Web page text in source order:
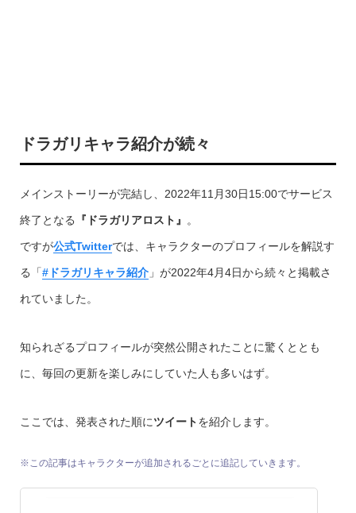
ドラガリキャラ紹介が続々
メインストーリーが完結し、2022年11月30日15:00でサービス
終了となる 『ドラガリアロスト』 。
ですが公式Twitterでは、キャラクターのプロフィールを解説す
る「#ドラガリキャラ紹介」が2022年4月4日から続々と掲載さ
れていました。
知られざるプロフィールが突然公開されたことに驚くととも
に、毎回の更新を楽しみにしていた人も多いはず。
ここでは、発表された順にツイートを紹介します。
※この記事はキャラクターが追加されるごとに追記していきます。